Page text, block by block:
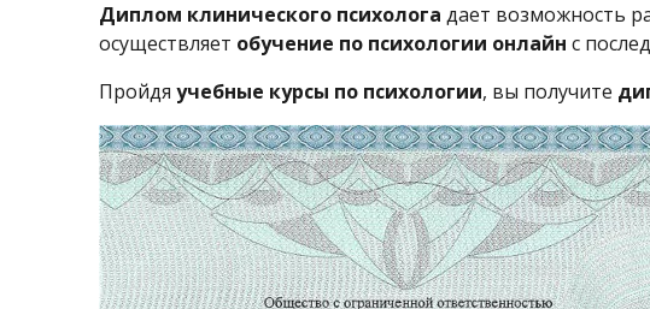
Диплом клинического психолога дает возможность
осуществляет обучение по психологии онлайн с
Пройдя учебные курсы по психологии, вы получите